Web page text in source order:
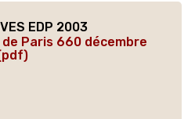
EDP 2003
Paris 660 décembre